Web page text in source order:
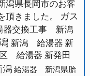
潟県長岡市のお客
きました。
ガス
器交換工事 新潟
新潟 給湯器 新
給湯器 新発田
給湯器 新潟県胎